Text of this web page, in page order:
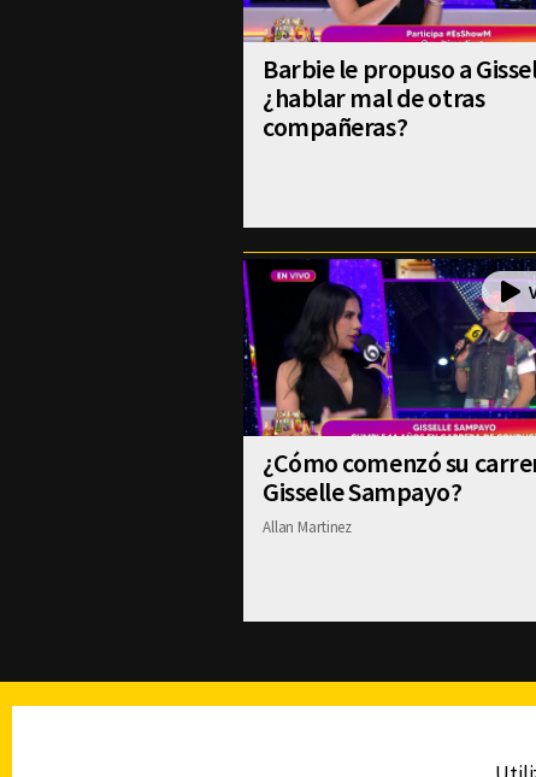
Barbie le propuso a
¿hablar mal de otras
compañeras?
¿Cómo comenzó su
Gisselle Sampayo?
Allan Martinez